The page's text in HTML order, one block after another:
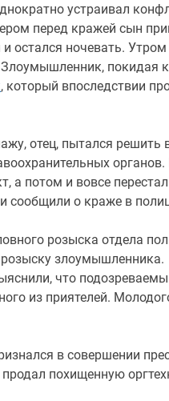
устраивал
перед кражей сын
остался ночевать. Утром
покидая
, который впоследствии
отец, пытался решить
а потом и вовсе
сообщили о краже в
розыска отдела
злоумышленника.
что
из приятелей.
в совершении
похищенную